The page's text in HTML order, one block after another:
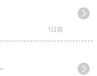
1日前